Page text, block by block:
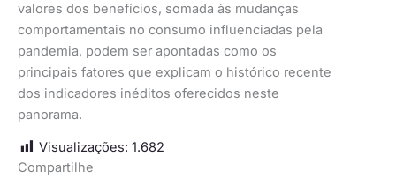
valores dos benefícios, somada às mudanças
comportamentais no consumo influenciadas pela
pandemia, podem ser apontadas como os
principais fatores que explicam o histórico recente
dos indicadores inéditos oferecidos neste
panorama.
Visualizações: 1.682
Compartilhe